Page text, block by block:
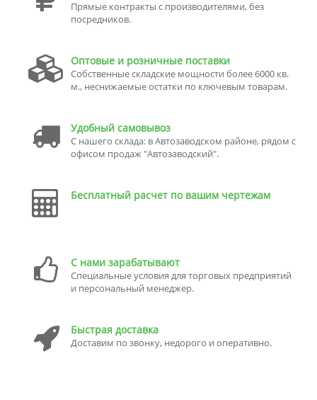
Прямые контракты с производителями, без
посредников.
Оптовые и розничные поставки
Собственные складские мощности более 6000 кв.
м., неснижаемые остатки по ключевым товарам.
Удобный самовывоз
С нашего склада: в Автозаводском районе, рядом с
офисом продаж "Автозаводский".
Бесплатный расчет по вашим чертежам
С нами зарабатывают
Специальные условия для торговых предприятий
и персональный менеджер.
Быстрая доставка
Доставим по звонку, недорого и оперативно.